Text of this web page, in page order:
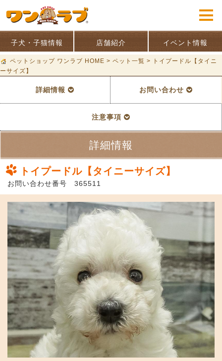
子犬・子猫情報 店舗紹介 イベント情報
ペットショップ ワンラブ HOME > ペット一覧 >
トイプードル【タイニ
ーサイズ】
詳細情報 お問い合わせ
注意事項
詳細情報
トイプードル【タイニーサイズ】
お問い合わせ番号 365511